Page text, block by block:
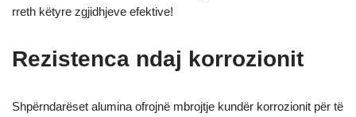
rreth këtyre zgjidhjeve efektive!
Rezistenca ndaj korrozionit
Shpërndarëset alumina ofrojnë mbrojtje kundër korrozionit për të